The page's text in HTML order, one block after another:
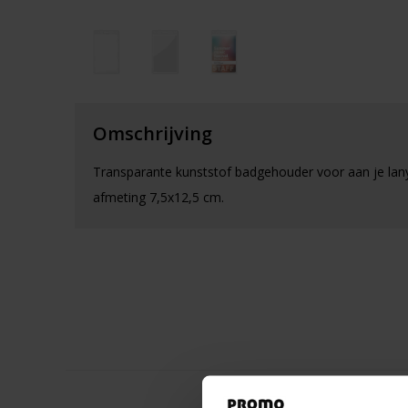
Omschrijving
Transparante kunststof badgehouder voor aan je
afmeting 7,5x12,5 cm.